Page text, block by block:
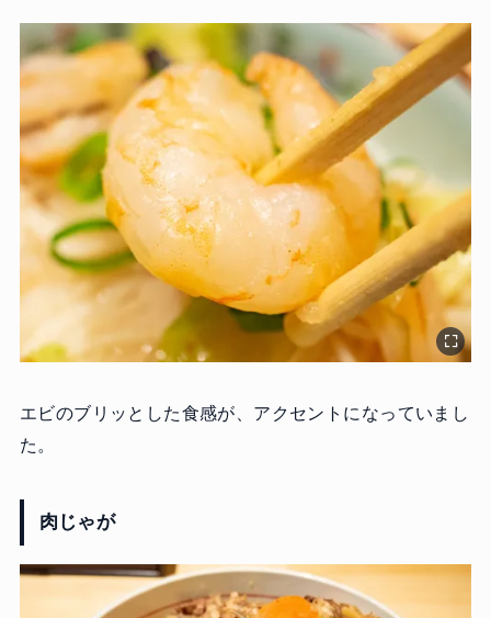
エビのブリッとした食感が、アクセントになっていまし
た。
肉じゃが